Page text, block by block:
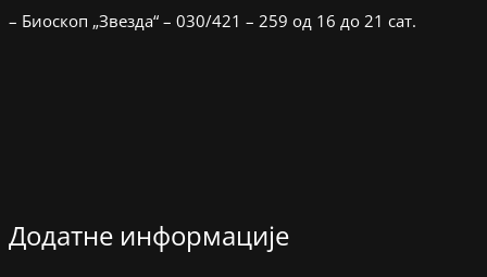
– Биоскоп „Звезда“ – 030/421 – 259 од 16 до 21 сат.
Додатне информације